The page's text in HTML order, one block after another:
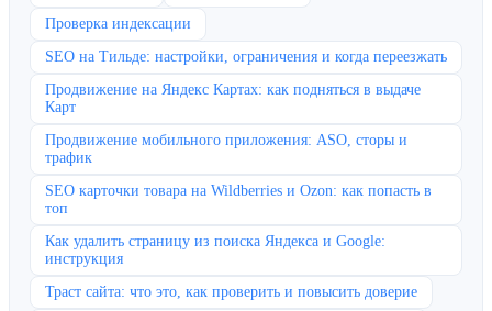
Проверка индексации
SEO на Тильде: настройки, ограничения и когда переезжать
Продвижение на Яндекс Картах: как подняться в выдаче
Карт
Продвижение мобильного приложения: ASO, сторы и
трафик
SEO карточки товара на Wildberries и Ozon: как попасть в
топ
Как удалить страницу из поиска Яндекса и Google:
инструкция
Траст сайта: что это, как проверить и повысить доверие